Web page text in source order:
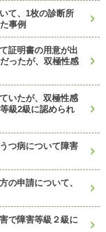
て、1枚の診断所
事例
証明書の用意が出
ったが、双極性感
いたが、双極性感
級2級に認められ
つ病について障害
の申請について、
で障害等級２級に